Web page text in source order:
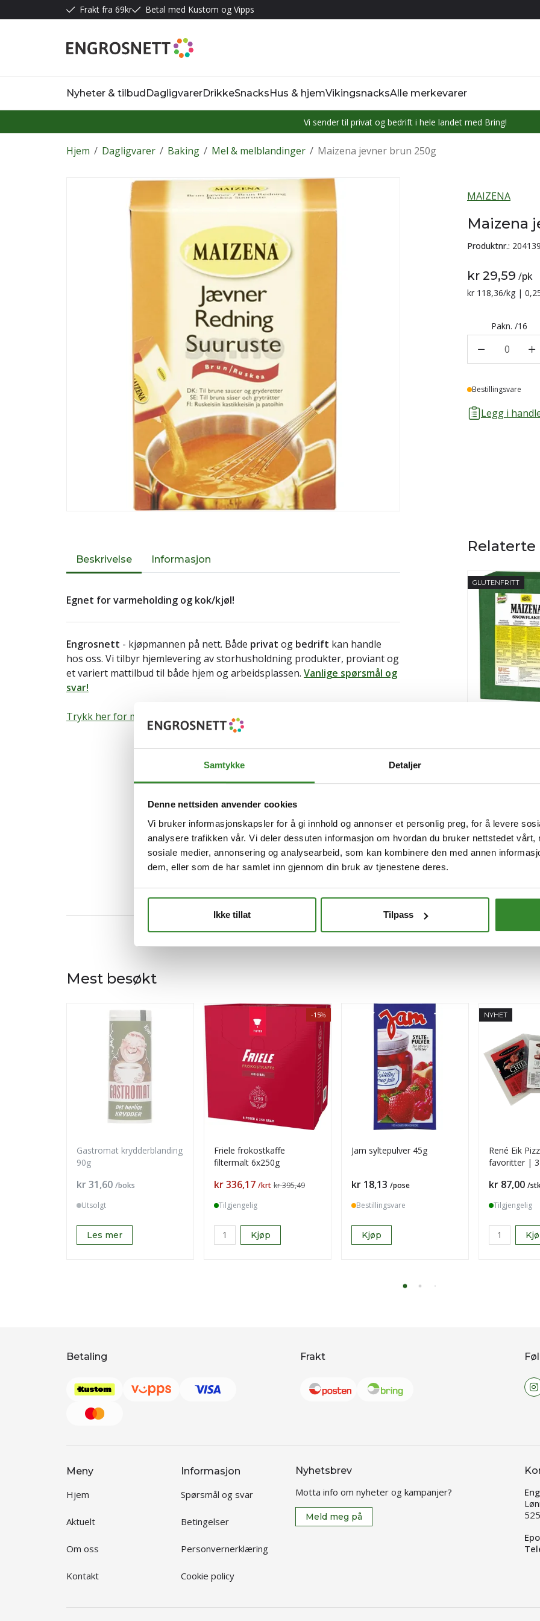
Samtykke Detaljer
Denne nettsiden anvender cookies
Vi bruker informasjonskapsler for å gi innhold og annonser et personlig preg, for å levere
analysere trafikken vår. Vi deler dessuten informasjon om hvordan du bruker nettstedet vårt,
sosiale medier, annonsering og analysearbeid, som kan kombinere den med annen
dem, eller som de har samlet inn gjennom din bruk av tjenestene deres.
Ikke tillat Tilpass
Frakt fra 69kr Betal med Kustom og Vipps
Nyheter & tilbudDagligvarerDrikkeSnacksHus & hjemVikingsnacksAlle merkevarer
Vi sender til privat og bedrift i hele landet med Bring!
/
Hjem /
Dagligvarer /
Baking /
Mel & melblandinger Maizena jevner brun 250g
MAIZENA
Maizena
Produktnr.:
kr 29,59 /pk
Sammenligning
kr 118,36/kg |
Pakn. /16
0
Lager
Bestillingsvare
Legg i
Beskrivelse Informasjon
Egnet for varmeholding og kok/kjøl!
Engrosnett - kjøpmannen på nett. Både privat og bedrift kan handle
hos oss. Vi tilbyr hjemlevering av storhusholdning produkter, proviant og
et variert mattilbud til både hjem og arbeidsplassen. Vanlige spørsmål og
svar!
Trykk her for mer informasjon om varen.
GLUTENFRITT
Mest besøkt
Gastromat krydderblanding
90g
Pris
kr 31,60 /boks
Utsolgt
Les mer
-15%
Friele frokostkaffe
filtermalt 6x250g
Pris
kr 336,17 /krt kr 395,49
Tilgjengelig
Kjøp
Jam syltepulver 45g
Pris
kr 18,13 /pose
Bestillingsvare
Kjøp
NYHET
René Eik
favoritter | 3
Pris
kr 87,00 /
Tilgjengelig
Betaling Frakt
Meny
Hjem
Aktuelt
Om oss
Kontakt
Informasjon
Spørsmål og svar
Betingelser
Personvernerklæring
Cookie policy
Nyhetsbrev
Motta info om nyheter og kampanjer?
Meld meg på